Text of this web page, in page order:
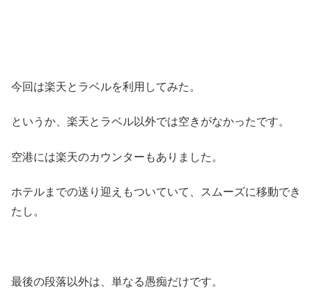
今回は楽天とラベルを利用してみた。
というか、楽天とラベル以外では空きがなかったです。
空港には楽天のカウンターもありました。
ホテルまでの送り迎えもついていて、スムーズに移動でき
たし。
最後の段落以外は、単なる愚痴だけです。